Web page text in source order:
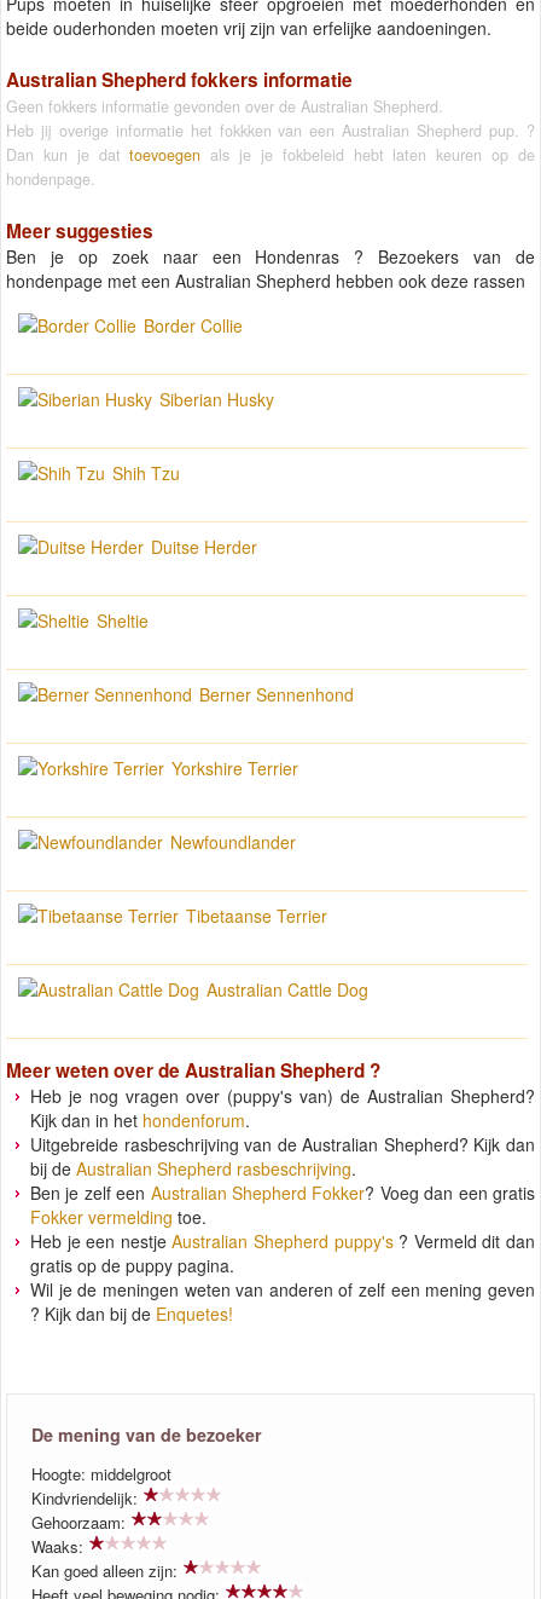
beide ouderhonden moeten vrij zijn van erfelijke aandoeningen.
Australian Shepherd fokkers informatie
Geen fokkers informatie gevonden over de Australian Shepherd.
Heb jij overige informatie het fokkken van een Australian Shepherd pup. ?
Dan kun je dattoevoegen als je je fokbeleid hebt laten keuren op de
hondenpage.
Meer suggesties
Ben je op zoek naar een Hondenras ? Bezoekers van de
hondenpage met een Australian Shepherd hebben ook deze rassen
Border Collie
Siberian Husky
Shih Tzu
Duitse Herder
Sheltie
Berner Sennenhond
Yorkshire Terrier
Newfoundlander
Tibetaanse Terrier
Australian Cattle Dog
Meer weten over de Australian Shepherd ?
Heb je nog vragen over (puppy's van) de Australian Shepherd?
Kijk dan in het hondenforum.
Uitgebreide rasbeschrijving van de Australian Shepherd? Kijk dan
bij de Australian Shepherd rasbeschrijving.
Ben je zelf een Australian Shepherd Fokker? Voeg dan een gratis
Fokker vermelding toe.
Heb je een nestjeAustralian Shepherd puppy's? Vermeld dit dan
gratis op de puppy pagina.
Wil je de meningen weten van anderen of zelf een mening geven
? Kijk dan bij de Enquetes!
De mening van de bezoeker
Hoogte: middelgroot
Kindvriendelijk:
Gehoorzaam:
Waaks:
Kan goed alleen zijn: